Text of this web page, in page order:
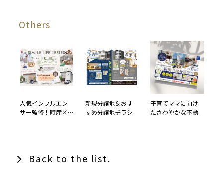
Others
人気インフルエン
サー監修！時産×
新規分譲地＆おす
すめ分譲地チラシ
子育てママに向け
たさわやかな不動
Back to the list.